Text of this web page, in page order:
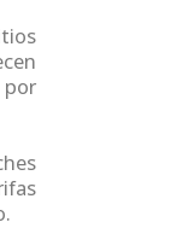
por